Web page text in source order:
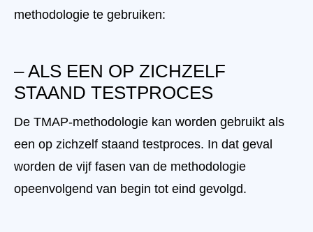
methodologie te gebruiken:
– ALS EEN OP ZICHZELF
STAAND TESTPROCES
De TMAP-methodologie kan worden gebruikt als
een op zichzelf staand testproces. In dat geval
worden de vijf fasen van de methodologie
opeenvolgend van begin tot eind gevolgd.